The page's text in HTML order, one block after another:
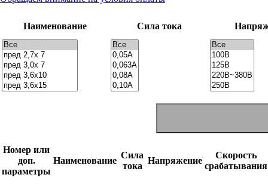
Наименование Сила тока
Номер или
доп.
параметры
Наименование
Сила
тока
Напряжение
Скорость
срабатывания